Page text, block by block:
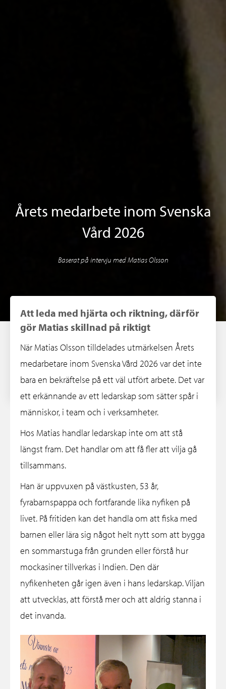
Årets medarbete inom Svenska
Vård 2026
Baserat på intervju med Matias Olsson
Att leda med hjärta och riktning, därför
gör Matias skillnad på riktigt
När Matias Olsson tilldelades utmärkelsen Årets
medarbetare inom Svenska Vård 2026 var det inte
bara en bekräftelse på ett väl utfört arbete. Det var
ett erkännande av ett ledarskap som sätter spår i
människor, i team och i verksamheter.
Hos Matias handlar ledarskap inte om att stå
längst fram. Det handlar om att få fler att vilja gå
tillsammans.
Han är uppvuxen på västkusten, 53 år,
fyrabarnspappa och fortfarande lika nyfiken på
livet. På fritiden kan det handla om att fiska med
barnen eller lära sig något helt nytt som att bygga
en sommarstuga från grunden eller förstå hur
mockasiner tillverkas i Indien. Den där
nyfikenheten går igen även i hans ledarskap. Viljan
att utvecklas, att förstå mer och att aldrig stanna i
det invanda.